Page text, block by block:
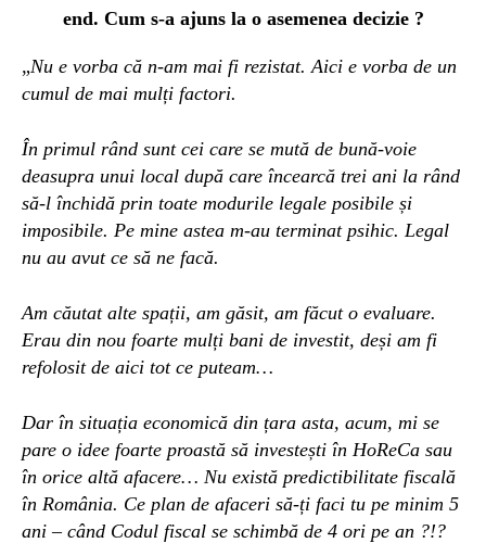
end. Cum s-a ajuns la o asemenea decizie ?
„Nu e vorba că n-am mai fi rezistat. Aici e vorba de un
cumul de mai mulți factori.
În primul rând sunt cei care se mută de bună-voie
deasupra unui local după care încearcă trei ani la rând
să-l închidă prin toate modurile legale posibile și
imposibile. Pe mine astea m-au terminat psihic. Legal
nu au avut ce să ne facă.
Am căutat alte spații, am găsit, am făcut o evaluare.
Erau din nou foarte mulți bani de investit, deși am fi
refolosit de aici tot ce puteam…
Dar în situația economică din țara asta, acum, mi se
pare o idee foarte proastă să investești în HoReCa sau
în orice altă afacere… Nu există predictibilitate fiscală
în România. Ce plan de afaceri să-ți faci tu pe minim 5
ani – când Codul fiscal se schimbă de 4 ori pe an ?!?